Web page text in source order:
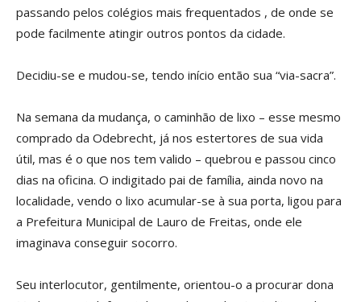
passando pelos colégios mais frequentados , de onde se
pode facilmente atingir outros pontos da cidade.
Decidiu-se e mudou-se, tendo início então sua “via-sacra”.
Na semana da mudança, o caminhão de lixo – esse mesmo
comprado da Odebrecht, já nos estertores de sua vida
útil, mas é o que nos tem valido – quebrou e passou cinco
dias na oficina. O indigitado pai de família, ainda novo na
localidade, vendo o lixo acumular-se à sua porta, ligou para
a Prefeitura Municipal de Lauro de Freitas, onde ele
imaginava conseguir socorro.
Seu interlocutor, gentilmente, orientou-o a procurar dona